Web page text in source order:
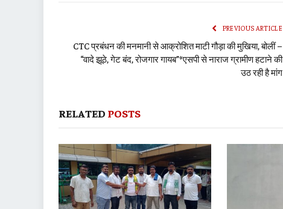
PREVIOUS ARTICLE
CTC प्रबंधन की मनमानी से आक्रोशित माटी गौड़ा की मुखिया, बोलीं –
“वादे झूठे, गेट बंद, रोजगार गायब”*एसपी से नाराज ग्रामीण हटाने की
उठ रही है मांग
RELATED POSTS